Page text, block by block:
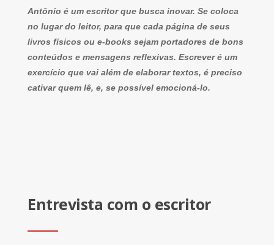
Antônio é um escritor que busca inovar. Se coloca
no lugar do leitor, para que cada página de seus
livros físicos ou e-books sejam portadores de bons
conteúdos e mensagens reflexivas. Escrever é um
exercício que vai além de elaborar textos, é preciso
cativar quem lê, e, se possível emocioná-lo.
Entrevista com o escritor